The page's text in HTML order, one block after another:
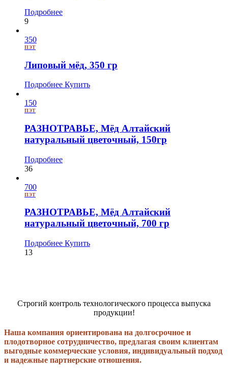
Подробнее
9
350
ПЭТ
Липовый мёд, 350 гр
Подробнее Купить
150
ПЭТ
РАЗНОТРАВЬЕ, Мёд Алтайский
натуральный цветочный, 150гр
Подробнее
36
700
ПЭТ
РАЗНОТРАВЬЕ, Мёд Алтайский
натуральный цветочный, 700 гр
Подробнее Купить
13
Строгий контроль технологического процесса выпуска
продукции!
Наша компания ориентирована на долгосрочное и
плодотворное сотрудничество, предлагая своим клиентам
выгодные коммерческие условия, индивидуальный подход
и надежные партнерские отношения.